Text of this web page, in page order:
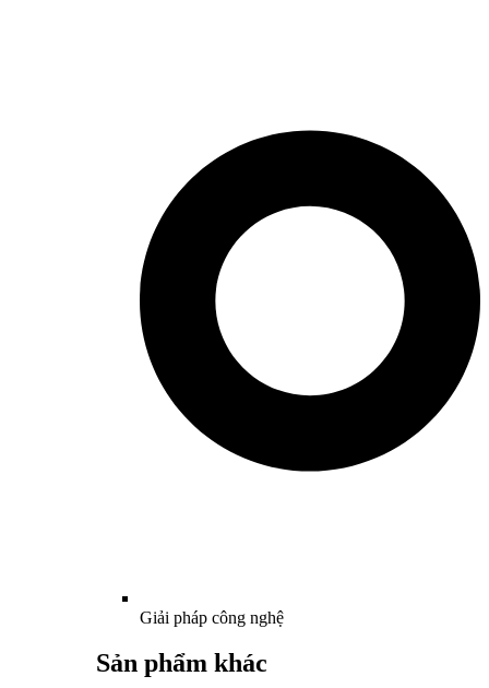
Giải pháp công nghệ
Sản phẩm khác